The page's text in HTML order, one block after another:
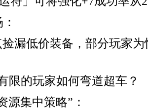
漏低价装备，部分玩家
限的玩家如何弯道超车？
源集中策略”：